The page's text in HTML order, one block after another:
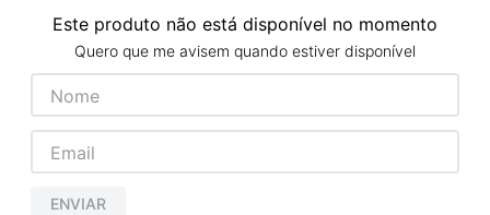
Este produto não está disponível no momento
Quero que me avisem quando estiver disponível
ENVIAR